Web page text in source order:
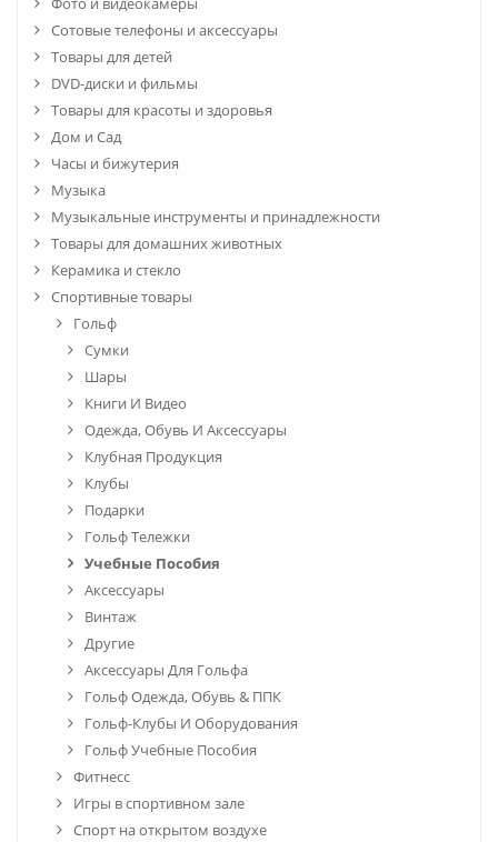
Сотовые телефоны и аксессуары
Товары для детей
DVD-диски и фильмы
Товары для красоты и здоровья
Дом и Сад
Часы и бижутерия
Музыка
Музыкальные инструменты и принадлежности
Товары для домашних животных
Керамика и стекло
Спортивные товары
Гольф
Сумки
Шары
Книги И Видео
Одежда, Обувь И Аксессуары
Клубная Продукция
Клубы
Подарки
Гольф Тележки
Учебные Пособия
Аксессуары
Винтаж
Другие
Аксессуары Для Гольфа
Гольф Одежда, Обувь & ППК
Гольф-Клубы И Оборудования
Гольф Учебные Пособия
Фитнесс
Игры в спортивном зале
Спорт на открытом воздухе